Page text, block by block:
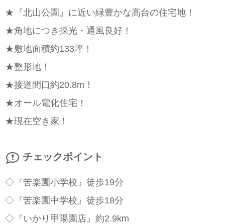
★『北山公園』に近い緑豊かな高台の住宅地！
★角地につき採光・通風良好！
★敷地面積約133坪！
★整形地！
★接道間口約20.8m！
★オール電化住宅！
★現在空き家！
チェックポイント
◇『苦楽園小学校』徒歩19分
◇『苦楽園中学校』徒歩18分
◇『いかり甲陽園店』約2.9km